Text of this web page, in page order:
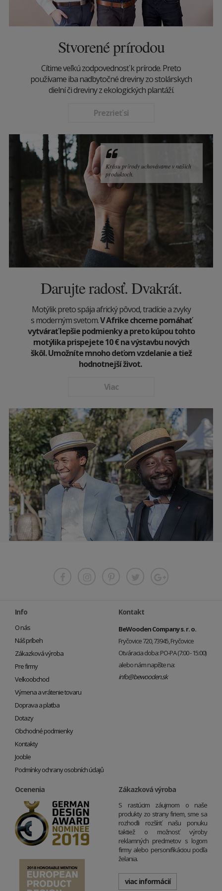
Stvorené prírodou
Cítime veľkú zodpovednosť k prírode. Preto
používame iba nadbytočné dreviny zo stolárskych
dielní či dreviny z ekologických plantáží.
Prezrieť si
Krásu prírody uchovávame v našich
produktoch.
Darujte radosť. Dvakrát.
Motýlik preto spája africký pôvod, tradície a zvyky
s moderným svetom.V Afrike chceme pomáhať
vytvárať lepšie podmienky a preto kúpou tohto
motýlika prispejete 10€na výstavbu nových
škôl. Umožníte mnoho deťom vzdelanie a tiež
hodnotnejší život.
Viac
Info
O nás
Náš príbeh
Zákazková výroba
Pre firmy
Veľkoobchod
Výmena a vrátenie tovaru
Doprava a platba
Dotazy
Obchodné podmienky
Kontakty
Jooble
Podmínky ochrany osobních údajů
Kontakt
BeWooden Company s. r. o.
Fryčovice 720, 73945, Fryčovice
Otváracia doba: PO-PA (7:00 - 15:00)
alebo nám napíšte na:
info@bewooden.sk
Ocenenia Zákazková výroba
S rastúcim záujmom o naše
produkty zo strany firiem, sme sa
rozhodli rozšíriť našu ponuku
taktiež o možnosť výroby
reklamných predmetov s logom
firmy alebo personifikáciou podľa
želania.
viac informácií